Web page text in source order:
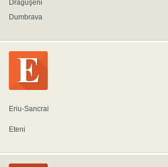
Drăguşeni
Dumbrava
Eriu-Sancrai
Eteni